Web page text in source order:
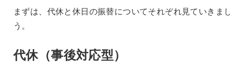
まずは、代休と休日の振替についてそれぞれ見ていきま
う。
代休（事後対応型）